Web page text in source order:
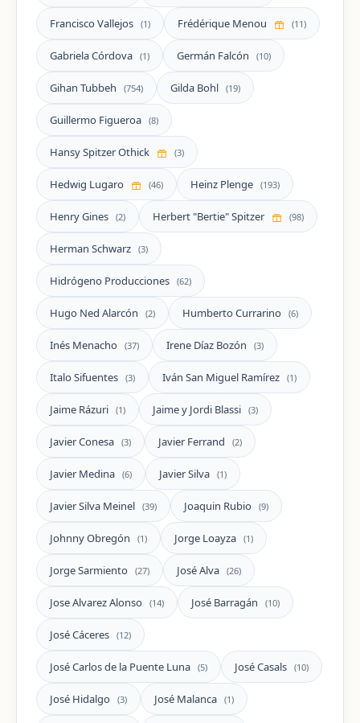
Francisco Vallejos (1) Frédérique Menou (11)
Gabriela Córdova (1) Germán Falcón (10)
Gihan Tubbeh (754) Gilda Bohl (19)
Guillermo Figueroa (8)
Hansy Spitzer Othick (3)
Hedwig Lugaro (46) Heinz Plenge (193)
Henry Gines (2) Herbert "Bertie" Spitzer (98)
Herman Schwarz (3)
Hidrógeno Producciones (62)
Hugo Ned Alarcón (2) Humberto Currarino (6)
Inés Menacho (37) Irene Díaz Bozón (3)
Italo Sifuentes (3) Iván San Miguel Ramírez (1)
Jaime Rázuri (1) Jaime y Jordi Blassi (3)
Javier Conesa (3) Javier Ferrand (2)
Javier Medina (6) Javier Silva (1)
Javier Silva Meinel (39) Joaquin Rubio (9)
Johnny Obregón (1) Jorge Loayza (1)
Jorge Sarmiento (27) José Alva (26)
Jose Alvarez Alonso (14) José Barragán (10)
José Cáceres (12)
José Carlos de la Puente Luna (5) José Casals (10)
José Hidalgo (3) José Malanca (1)